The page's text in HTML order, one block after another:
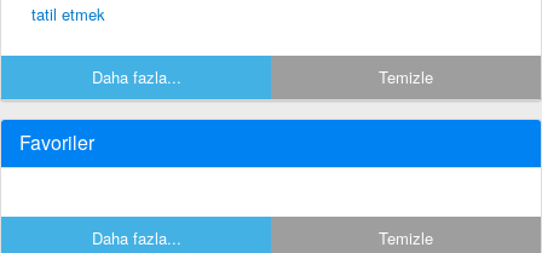
tatil etmek
Daha fazla... Temizle
Favoriler
Daha fazla... Temizle